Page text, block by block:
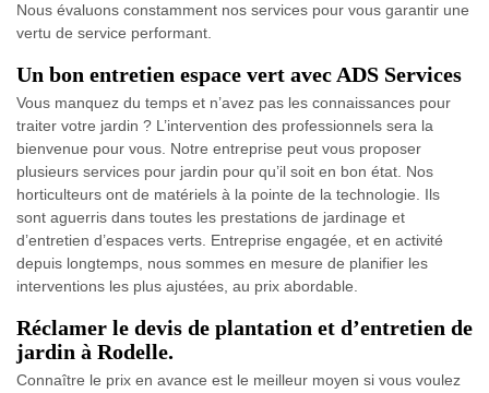
Nous évaluons constamment nos services pour vous garantir une
vertu de service performant.
Un bon entretien espace vert avec ADS Services
Vous manquez du temps et n’avez pas les connaissances pour
traiter votre jardin ? L’intervention des professionnels sera la
bienvenue pour vous. Notre entreprise peut vous proposer
plusieurs services pour jardin pour qu’il soit en bon état. Nos
horticulteurs ont de matériels à la pointe de la technologie. Ils
sont aguerris dans toutes les prestations de jardinage et
d’entretien d’espaces verts. Entreprise engagée, et en activité
depuis longtemps, nous sommes en mesure de planifier les
interventions les plus ajustées, au prix abordable.
Réclamer le devis de plantation et d’entretien de
jardin à Rodelle.
Connaître le prix en avance est le meilleur moyen si vous voulez